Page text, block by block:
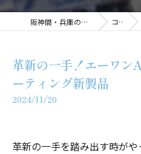
阪神間・兵庫のコーティングはA1 コラム
革新の一手！エーワン
ーティング新製品
2024/11/20
革新の一手を踏み出す時が